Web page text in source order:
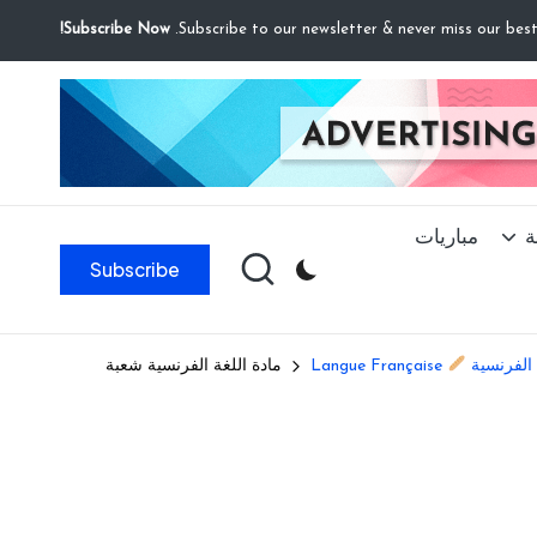
Subscribe Now!
مباريات
Subscribe
الفرنسية
مادة اللغة الفرنسية شعبة